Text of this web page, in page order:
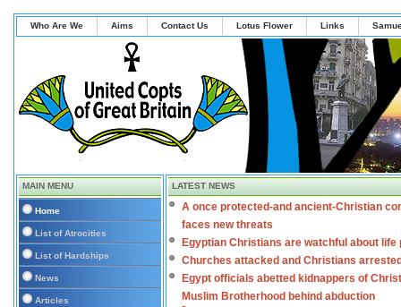
Who Are We Aims Contact Us Lotus Flower Links
MAIN MENU
Home
List of Atrocities
List of Hardships
News
Articles
LATEST NEWS
A once protected-and ancient-Christian
faces new threats
Egyptian Christians are watchful about life
Churches attacked and Christians
Egypt officials abetted kidnappers of
Muslim Brotherhood behind abduction